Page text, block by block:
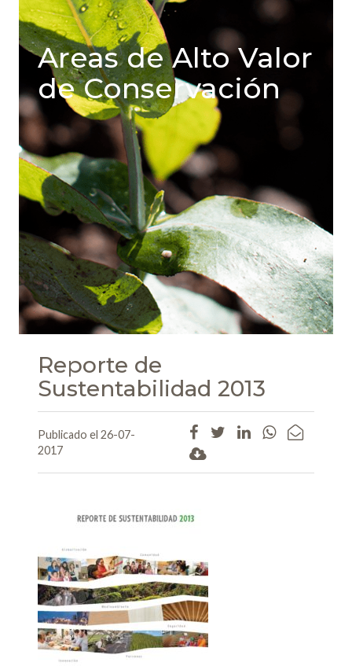
Areas de Alto Valor
de Conservación
Reporte de
Sustentabilidad 2013
Publicado el 26-07-
2017